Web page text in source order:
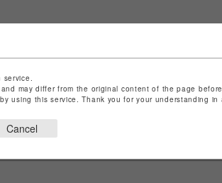
ら
service.
may differ from the original content of the page
using this service. Thank you for your understanding in
Cancel